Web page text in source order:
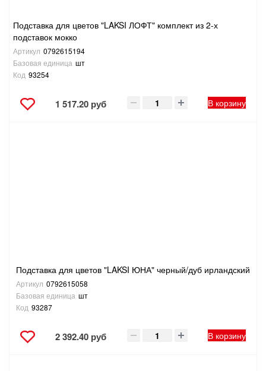
Подставка для цветов "LAKSI ЛОФТ" комплект из 2-х
подставок мокко
Артикул 0792615194
Базовая единица шт
Код 93254
1 517.20 руб В корзину
Подставка для цветов "LAKSI ЮНА" черный/дуб ирландский
Артикул 0792615058
Базовая единица шт
Код 93287
2 392.40 руб В корзину